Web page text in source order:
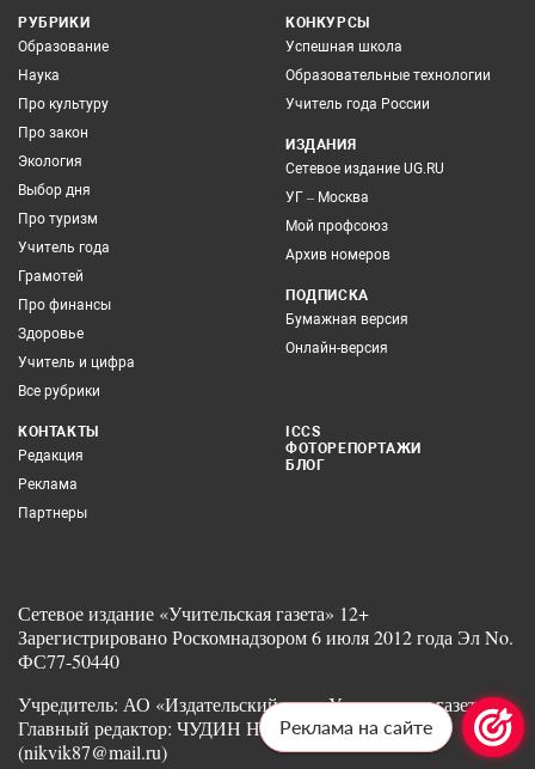
РУБРИКИ
Образование
Наука
Про культуру
Про закон
Экология
Выбор дня
Про туризм
Учитель года
Грамотей
Про финансы
Здоровье
Учитель и цифра
Все рубрики
КОНКУРСЫ
Успешная школа
Образовательные технологии
Учитель года России
ИЗДАНИЯ
Сетевое издание UG.RU
УГ – Москва
Мой профсоюз
Архив номеров
ПОДПИСКА
Бумажная версия
Онлайн-версия
КОНТАКТЫ
Редакция
Реклама
Партнеры
ICCS
ФОТОРЕПОРТАЖИ
БЛОГ
Сетевое издание «Учительская газета» 12+
Зарегистрировано Роскомнадзором 6 июля 2012 года Эл No.
ФС77-50440
Учредитель: АО «Издательский дом «Учительская газета»
Главный редактор: ЧУДИН Никита Викторович
(nikvik87@mail.ru)
Реклама на сайте